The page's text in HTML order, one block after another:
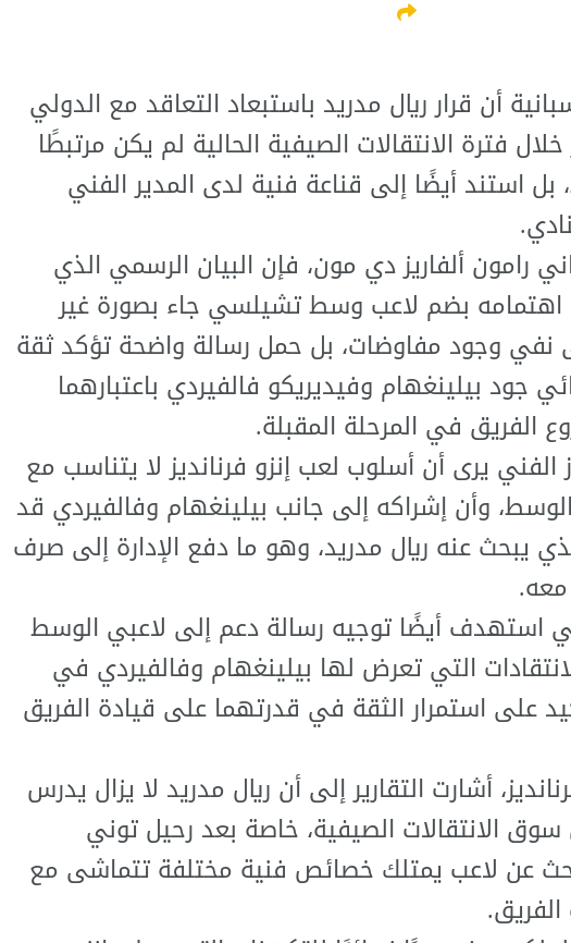
أن قرار ريال مدريد باستبعاد التعاقد مع الدولي
خلال فترة الانتقالات الصيفية الحالية لم يكن مرتبطًا
بل استند أيضًا إلى قناعة فنية لدى المدير الفني
رامون ألفاريز دي مون، فإن البيان الرسمي الذي
اهتمامه بضم لاعب وسط تشيلسي جاء بصورة غير
نفي وجود مفاوضات، بل حمل رسالة واضحة تؤكد ثقة
جود بيلينغهام وفيديريكو فالفيردي باعتبارهما
الفريق في المرحلة المقبلة.
الفني يرى أن أسلوب لعب إنزو فرنانديز لا يتناسب مع
وأن إشراكه إلى جانب بيلينغهام وفالفيردي قد
يبحث عنه ريال مدريد، وهو ما دفع الإدارة إلى صرف
استهدف أيضًا توجيه رسالة دعم إلى لاعبي الوسط
التي تعرض لها بيلينغهام وفالفيردي في
على استمرار الثقة في قدرتهما على قيادة الفريق
أشارت التقارير إلى أن ريال مدريد لا يزال يدرس
الانتقالات الصيفية، خاصة بعد رحيل توني
عن لاعب يمتلك خصائص فنية مختلفة تتماشى مع